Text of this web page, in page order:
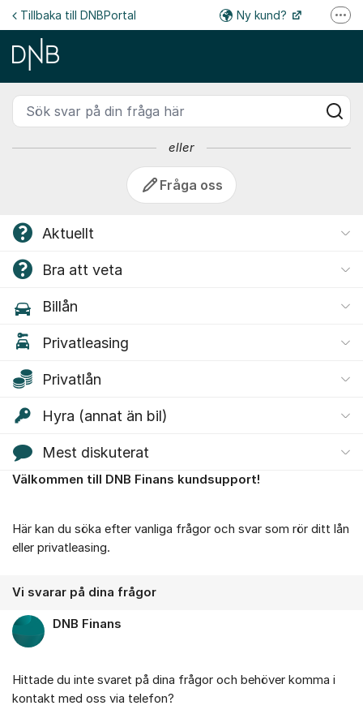
Hoppa till innehåll
DNB Finans Kundsupport -
Tillbaka till DNBPortal Ny kund?
Sök svar på din fråga här
eller
Fråga oss
Aktuellt
Bra att veta
Billån
Privatleasing
Privatlån
Hyra (annat än bil)
Mest diskuterat
Om forumet
Välkommen till DNB Finans kundsupport!
Här kan du söka efter vanliga frågor och svar som rör ditt lån
eller privatleasing.
Vi svarar på dina frågor
DNB Finans
Hittade du inte svaret på dina frågor och behöver komma i
kontakt med oss via telefon?